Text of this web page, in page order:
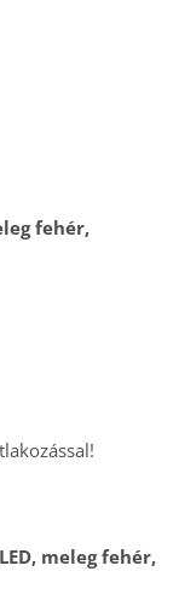
fehér,
meleg fehér,